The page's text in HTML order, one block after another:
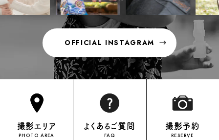
OFFICIAL INSTAGRAM
OFFICIAL INSTAGRAM
撮影エリア
PHOTO AREA
よくあるご質問
FAQ
撮影予約
RESERVE